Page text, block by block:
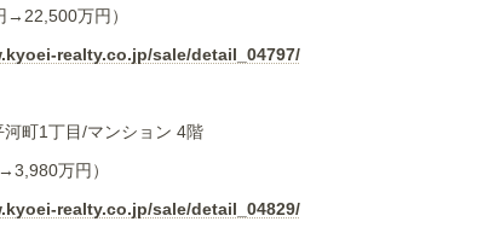
→22,500万円）
realty.co.jp/sale/detail_04797/
町1丁目/マンション 4階
万円）
realty.co.jp/sale/detail_04829/